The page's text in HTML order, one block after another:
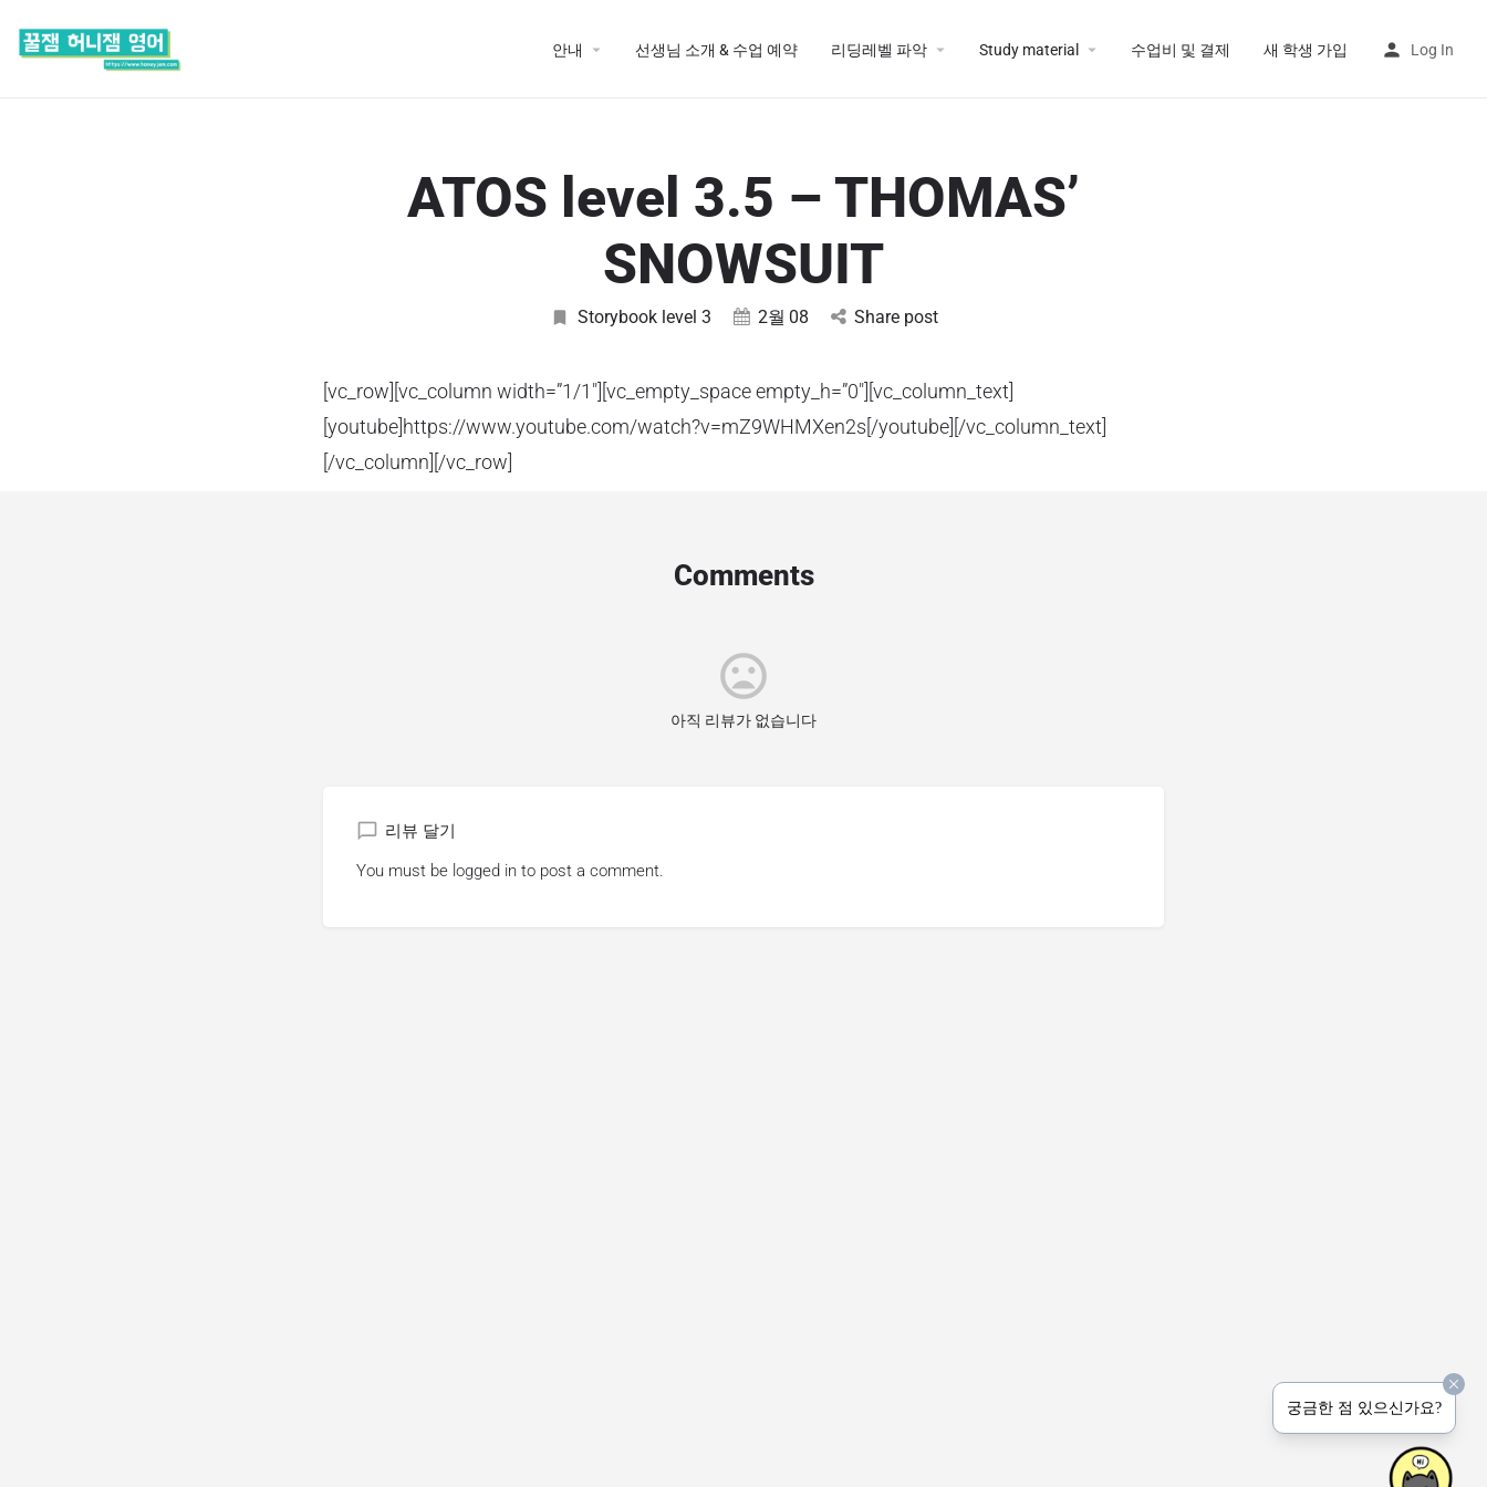
안내 선생님 소개 & 수업 예약 리딩레벨 파악 Study material 수업비 및 결제 새 학생 가입 Log In
ATOS level 3.5 – THOMAS’
SNOWSUIT
Storybook level 3 2월 08 Share post
[vc_row][vc_column width=”1/1″][vc_empty_space empty_h=”0″][vc_column_text]
[youtube]https://www.youtube.com/watch?v=mZ9WHMXen2s[/youtube][/vc_column_text]
[/vc_column][/vc_row]
Comments
아직 리뷰가 없습니다
리뷰 달기
You must be logged in to post a comment.
궁금한 점 있으신가요?